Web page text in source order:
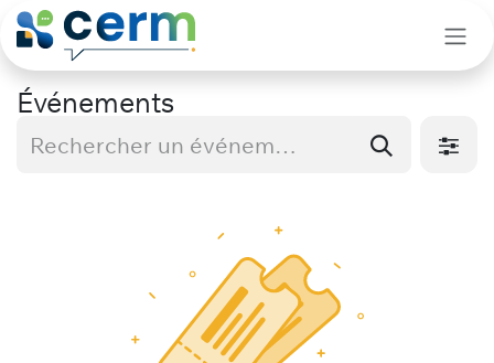
Se rendre au contenu
Événements